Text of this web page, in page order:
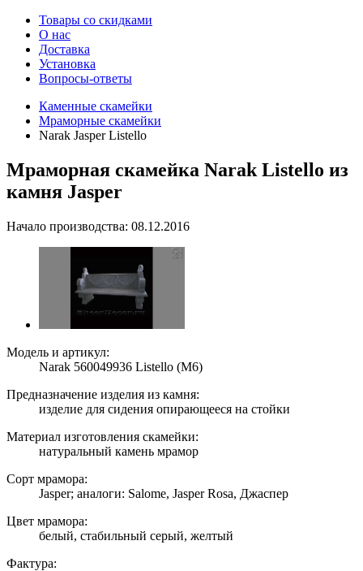
Товары со скидками
О нас
Доставка
Установка
Вопросы-ответы
Каменные скамейки
Мраморные скамейки
Narak Jasper Listello
Мраморная скамейка Narak Listello из
камня Jasper
Начало производства: 08.12.2016
Модель и артикул:
Narak 560049936 Listello (M6)
Предназначение изделия из камня:
изделие для сидения опирающееся на стойки
Материал изготовления скамейки:
натуральный камень мрамор
Сорт мрамора:
Jasper; аналоги: Salome, Jasper Rosa, Джаспер
Цвет мрамора:
белый, стабильный серый, желтый
Фактура: